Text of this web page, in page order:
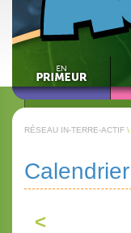
RÉSEAU IN-TERRE-ACTIF \
Calendrier
<